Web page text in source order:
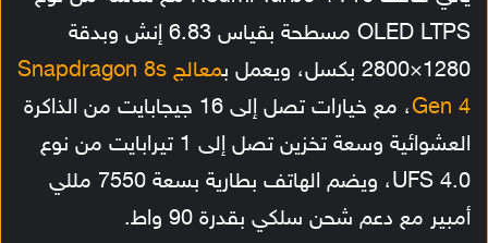
OLED LTPS مسطحة بقياس 6.83 إنش وبدقة
1280×2800 بكسل، ويعمل ب
معالج Snapdragon 8s
Gen 4
، مع خيارات تصل إلى 16 جيجابايت من الذاكرة
العشوائية وسعة تخزين تصل إلى 1 تيرابايت من نوع
UFS 4.0، ويضم الهاتف بطارية بسعة 7550 مللي
أمبير مع دعم شحن سلكي بقدرة 90 واط.